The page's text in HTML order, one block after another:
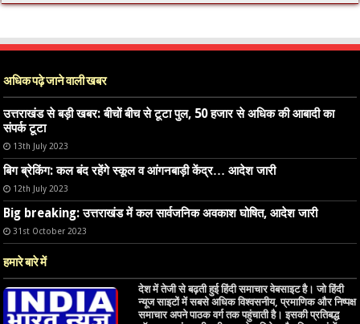
अधिक पढ़े जाने वाली खबर
उत्तराखंड से बड़ी खबर: बीचों बीच से टूटा पुल, 50 हजार से अधिक की आबादी का
संपर्क टूटा
13th July 2023
बिग ब्रेकिंग: कल बंद रहेंगे स्कूल व आंगनबाड़ी केंद्र… आदेश जारी
12th July 2023
Big breaking: उत्तराखंड में कल सार्वजनिक अवकाश घोषित, आदेश जारी
31st October 2023
हमारे बारे में
देश में तेजी से बढ़ती हुई हिंदी समाचार वेबसाइट है। जो हिंदी
न्यूज साइटों में सबसे अधिक विश्वसनीय, प्रमाणिक और निष्पक्ष
समाचार अपने पाठक वर्ग तक पहुंचाती है। इसकी प्रतिबद्ध